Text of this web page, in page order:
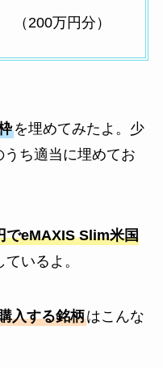
200万円分）
を埋めてみたよ。少
うち適当に埋めてお
でeMAXIS Slim米国
いるよ。
入する銘柄はこんな